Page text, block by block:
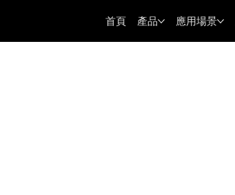
首頁 產品 應用場景